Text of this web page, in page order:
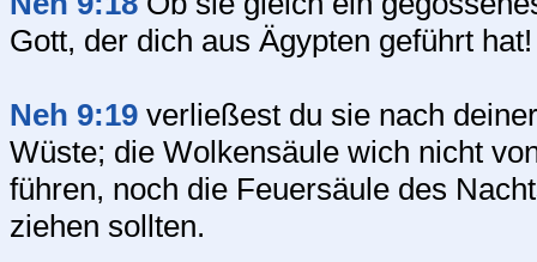
Gott, der dich aus Ägypten geführt
Neh 9:19 verließest du sie nach
Wüste; die Wolkensäule wich nicht
führen, noch die Feuersäule des
ziehen sollten.